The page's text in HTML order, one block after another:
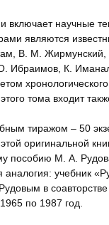
включает научные
являются
В. М. Жирмунский,
Ибраимов, К.
тома входит
тиражом – 50
этой оригинальной
пособию М. А.
учебник
в
по 1987 год.